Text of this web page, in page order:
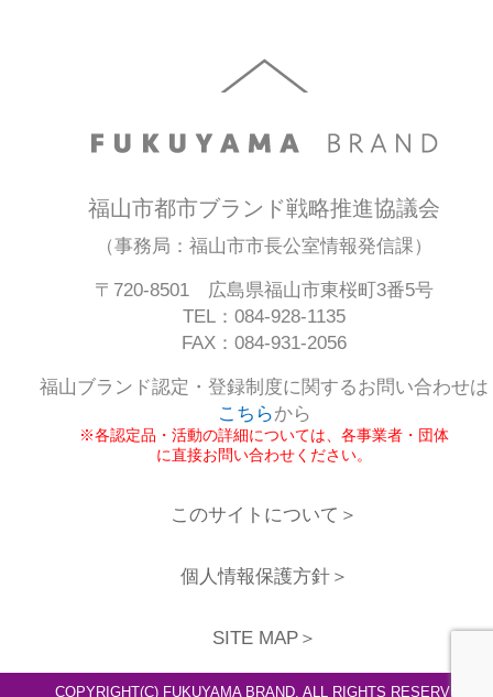
福山市都市ブランド戦略推進協議会
（事務局：福山市市長公室情報発信課）
〒720-8501 広島県福山市東桜町3番5号
TEL：084-928-1135
FAX：084-931-2056
福山ブランド認定・登録制度に関するお問い合わせは
こちらから
※各認定品・活動の詳細については、各事業者・団体
に直接お問い合わせください。
このサイトについて＞
個人情報保護方針＞
SITE MAP＞
COPYRIGHT(C) FUKUYAMA BRAND. ALL RIGHTS RESERVED.